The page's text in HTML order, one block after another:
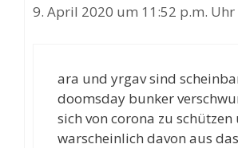
9. April 2020 um 11:52 p.m. Uhr
ara und yrgav sind
doomsday bunker
sich von corona zu schützen
warscheinlich davon aus